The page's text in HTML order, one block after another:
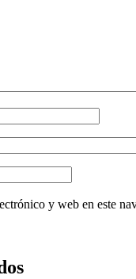
y web en este